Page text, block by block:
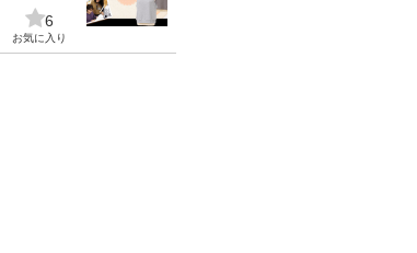
6
お気に入り